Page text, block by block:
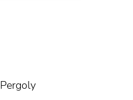
Pergoly